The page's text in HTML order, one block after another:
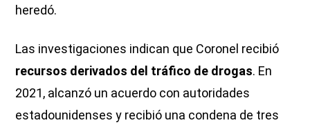
heredó.
Las investigaciones indican que Coronel recibió
recursos derivados del tráfico de drogas. En
2021, alcanzó un acuerdo con autoridades
estadounidenses y recibió una condena de tres